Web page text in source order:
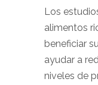
Los
alimentos
beneficiar
ayudar a
niveles de